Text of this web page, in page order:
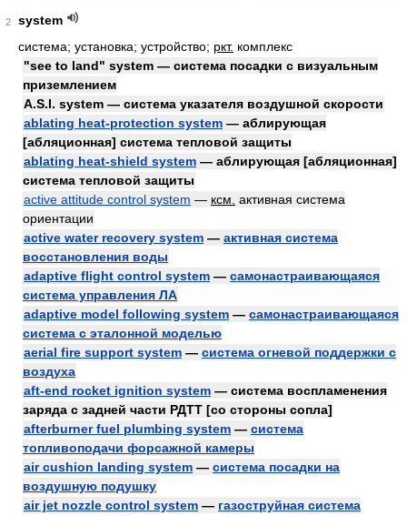
2
system
система; установка; устройство; ркт. комплекс
"see to land" system — система посадки с визуальным
приземлением
A.S.I. system — система указателя воздушной скорости
ablating heat-protection system — аблирующая
[абляционная] система тепловой защиты
ablating heat-shield system — аблирующая [абляционная]
система тепловой защиты
active attitude control system — ксм. активная система
ориентации
active water recovery system — активная система
восстановления воды
adaptive flight control system — самонастраивающаяся
система управления ЛА
adaptive model following system — самонастраивающаяся
система с эталонной моделью
aerial fire support system — система огневой поддержки с
воздуха
aft-end rocket ignition system — система воспламенения
заряда с задней части РДТТ [со стороны сопла]
afterburner fuel plumbing system — система
топливоподачи форсажной камеры
air cushion landing system — система посадки на
воздушную подушку
air jet nozzle control system — газоструйная система